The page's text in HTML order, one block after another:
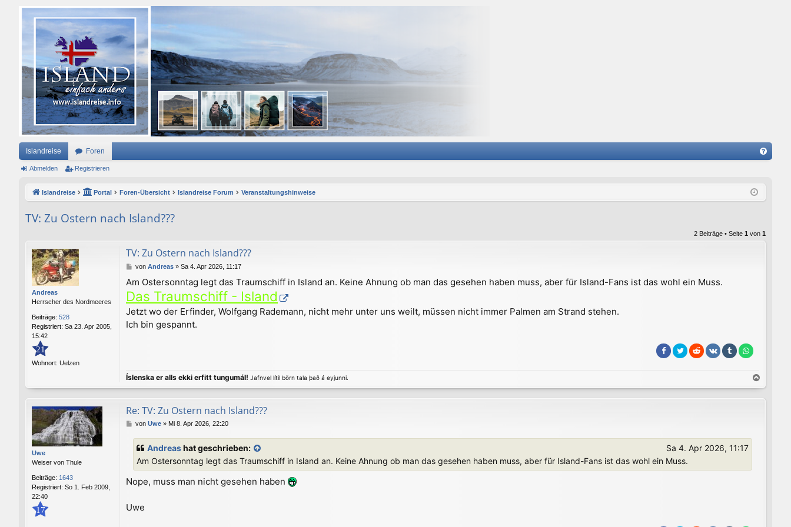
Islandreise Foren
Q
Abmelden Registrieren
Islandreise Portal Foren-Übersicht Islandreise Forum Veranstaltungshinweise
TV: Zu Ostern nach Island???
2 Beiträge • Seite 1 von 1
Andreas
Herrscher des Nordmeeres
Beiträge: 528
Registriert: Sa 23. Apr 2005,
15:42
21
Wohnort: Uelzen
TV: Zu Ostern nach Island???
B
i
t
r
a
g
von Andreas» Sa 4. Apr 2026, 11:17
Am Ostersonntag legt das Traumschiff in Island an. Keine Ahnung ob man das gesehen haben muss, aber für Island-Fans ist das wohl ein Muss.
Das Traumschiff - Island
Jetzt wo der Erfinder, Wolfgang Rademann, nicht mehr unter uns weilt, müssen nicht immer Palmen am Strand stehen.
Ich bin gespannt.
Íslenska er alls ekki erfitt tungumál! Jafnvel lítil börn tala það á eyjunni.
a
c
Uwe
Weiser von Thule
Beiträge: 1643
Registriert: So 1. Feb 2009,
22:40
17
Re: TV: Zu Ostern nach Island???
B
a
g
von Uwe» Mi 8. Apr 2026, 22:20
Andreashat geschrieben:
Sa 4. Apr 2026, 11:17
Am Ostersonntag legt das Traumschiff in Island an. Keine Ahnung ob man das gesehen haben muss, aber für Island-Fans ist das wohl ein Muss.
Nope, muss man nicht gesehen haben
Uwe